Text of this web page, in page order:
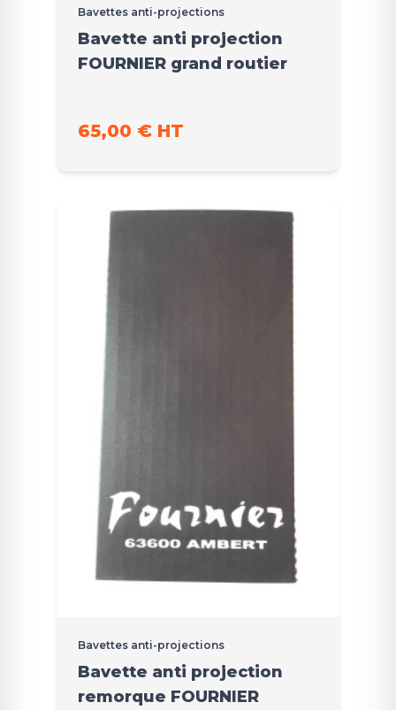
Bavettes anti-projections
Bavette anti projection
FOURNIER grand routier
65,00 € HT
Bavettes anti-projections
Bavette anti projection
remorque FOURNIER